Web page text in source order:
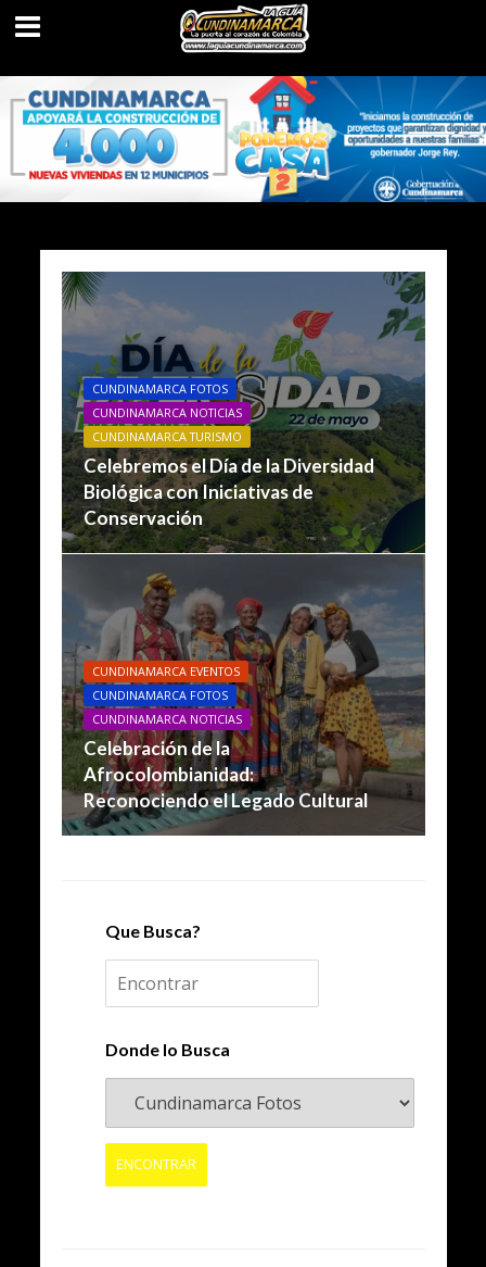
CUNDINAMARCA FOTOS
CUNDINAMARCA NOTICIAS
CUNDINAMARCA TURISMO
Celebremos el Día de la Diversidad
Biológica con Iniciativas de
Conservación
CUNDINAMARCA EVENTOS
CUNDINAMARCA FOTOS
CUNDINAMARCA NOTICIAS
Celebración de la
Afrocolombianidad:
Reconociendo el Legado Cultural
Que Busca?
Donde lo Busca